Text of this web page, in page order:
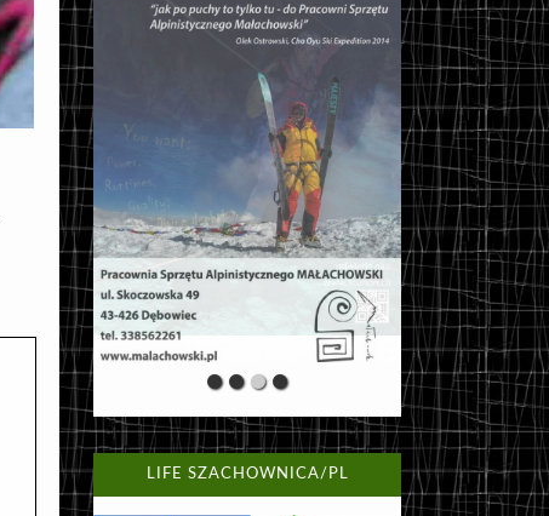
LIFE SZACHOWNICA/PL